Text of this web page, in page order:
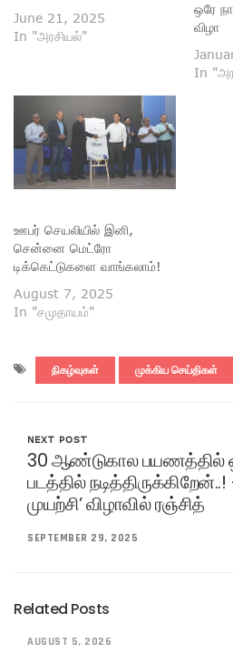
June 21, 2025
In "அரசியல்"
ஒரே
விழா
In
ஊபர் செயலியில் இனி,
சென்னை மெட்ரோ
டிக்கெட்டுகளை வாங்கலாம்!
August 7, 2025
In "சமுதாயம்"
நிகழ்வுகள் முக்கிய செய்திகள்
NEXT POST
30 ஆண்டுகால பயணத்தில்
படத்தில் நடித்திருக்கிறேன்..!
முயற்சி’ விழாவில் ரஞ்சித்
SEPTEMBER 29, 2025
Related Posts
AUGUST 5, 2026